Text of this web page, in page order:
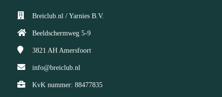
Breiclub.nl / Yarnies B.V.
Beeldschermweg 5-9
3821 AH Amersfoort
info@breiclub.nl
KvK nummer: 88477835